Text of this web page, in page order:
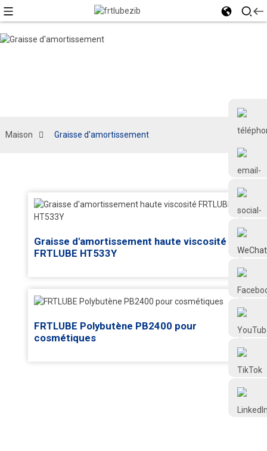
Maison Graisse d'amortissement
Graisse d'amortissement haute viscosité
FRTLUBE HT533Y
FRTLUBE Polybutène PB2400 pour
cosmétiques